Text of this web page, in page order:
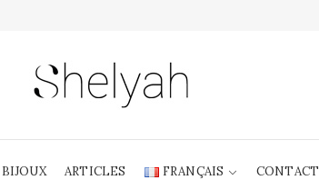
ARTICLES FRANÇAIS CONTACT